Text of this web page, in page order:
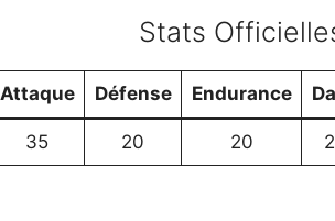
Stats
Attaque Défense Endurance
35 20 20